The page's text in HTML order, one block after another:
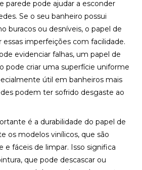
parede pode ajudar a esconder
Se o seu banheiro possui
buracos ou desníveis, o papel de
essas imperfeições com facilidade.
evidenciar falhas, um papel de
pode criar uma superfície uniforme
útil em banheiros mais
podem ter sofrido desgaste ao
é a durabilidade do papel de
os modelos vinílicos, que são
e fáceis de limpar. Isso significa
que pode descascar ou